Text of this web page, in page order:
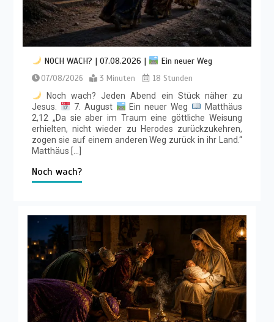
NOCH WACH? | 07.08.2026 | Ein neuer Weg
07/08/2026 3 Minuten
18 Stunden
Noch wach? Jeden Abend ein Stück näher zu
Jesus.
7. August Ein neuer Weg
Matthäus
2,12 „Da sie aber im Traum eine göttliche Weisung
erhielten, nicht wieder zu Herodes zurückzukehren,
zogen sie auf einem anderen Weg zurück in ihr Land.“
Matthäus […]
Noch wach?